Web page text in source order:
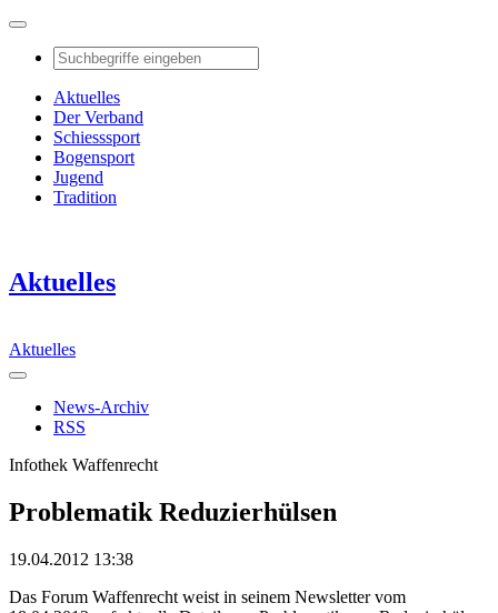
Aktuelles
Der Verband
Schiesssport
Bogensport
Jugend
Tradition
Aktuelles
Aktuelles
News-Archiv
RSS
Infothek Waffenrecht
Problematik Reduzierhülsen
19.04.2012 13:38
Das Forum Waffenrecht weist in seinem Newsletter vom